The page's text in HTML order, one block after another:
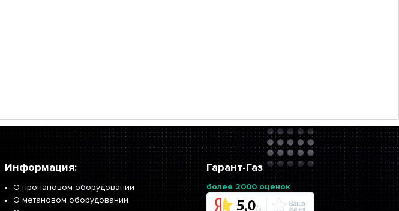
Информация:
О пропановом оборудовании
О метановом оборудовании
Гарант-Газ
более 2000 оценок